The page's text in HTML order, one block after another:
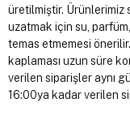
üretilmiştir. Ürünlerimiz
uzatmak için su,
temas etmemesi
kaplaması uzun süre
verilen siparişler aynı
16:00ya kadar verilen